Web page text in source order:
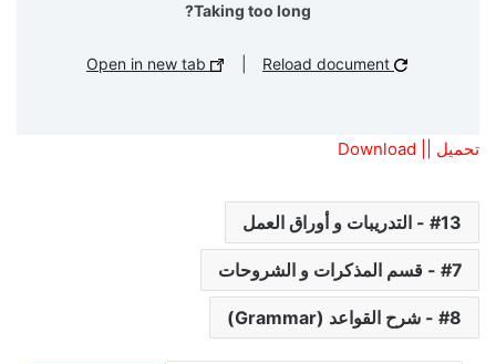
Taking too long?
تحميل || Download
13 - التدريبات و أوراق العمل
7 - قسم المذكرات و الشروحات
8 - شرح القواعد (Grammar)